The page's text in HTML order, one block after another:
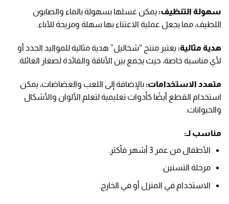
سهولة التنظيف: يمكن غسلها بسهولة بالماء والصابون
اللطيف، مما يجعل عملية الاعتناء بها سهلة ومريحة للآباء.
هدية مثالية: يعتبر منتج “شخاليل” هدية مثالية للمواليد الجدد أو
لأي مناسبة خاصة، حيث يجمع بين الأناقة والفائدة لصغار العائلة.
متعدد الاستخدامات: بالإضافة إلى اللعب والعضاضات، يمكن
استخدام القطع أيضًا كأدوات تعليمية لتعلم الألوان والأشكال
والحيوانات.
مناسب لـ:
الأطفال من عمر 3 أشهر فأكثر.
مرحلة التسنين.
الاستخدام في المنزل أو في الخارج.